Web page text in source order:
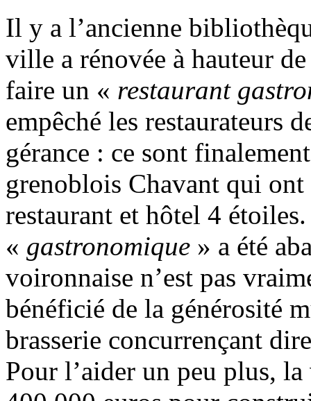
Il y a l’ancienne
ville a rénovée à hauteur
faire un « restaurant
empêché les restaurateurs
gérance : ce sont
grenoblois Chavant qui ont
restaurant et hôtel 4
« gastronomique » a été
voironnaise n’est pas
bénéficié de la générosité
brasserie concurrençant
Pour l’aider un peu plus,